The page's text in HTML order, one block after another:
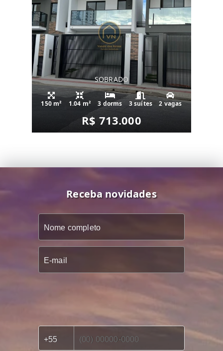
SOBRADO
150 m² 1.04 m² 3 dorms 3 suítes 2 vagas
R$ 713.000
Receba novidades